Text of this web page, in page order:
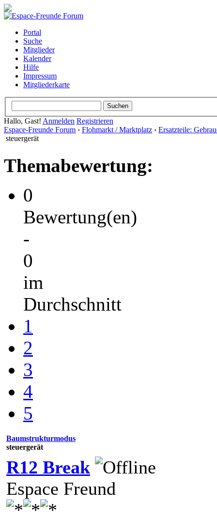
Portal
Suche
Mitglieder
Kalender
Hilfe
Impressum
Mitgliederkarte
Hallo, Gast! Anmelden Registrieren
Espace-Freunde Forum › Flohmarkt / Marktplatz › Ersatzteile:
steuergerät
Themabewertung:
0
Bewertung(en)
-
0
im
Durchschnitt
1
2
3
4
5
Baumstrukturmodus
steuergerät
R12 Break
Espace Freund